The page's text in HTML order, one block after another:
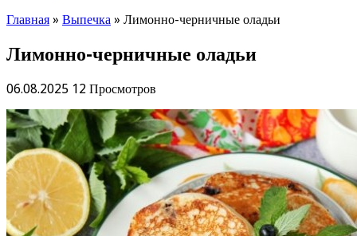
Главная » Выпечка » Лимонно-черничные оладьи
Лимонно-черничные оладьи
06.08.2025 12 Просмотров